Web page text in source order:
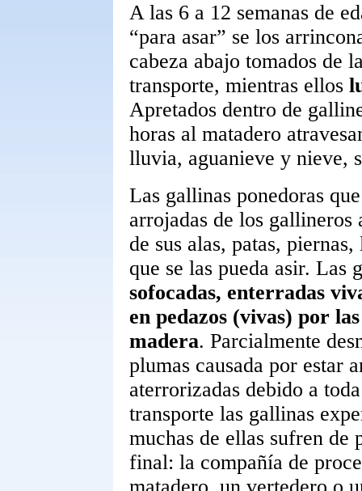
A las 6 a 12 semanas de
“para asar” se los
cabeza abajo tomados de
transporte, mientras ellos
Apretados dentro de
horas al matadero
lluvia, aguanieve y nieve,
Las gallinas ponedoras
arrojadas de los gallineros
de sus alas, patas,
que se las pueda asir. Las
sofocadas, enterradas
en pedazos (vivas) por
madera. Parcialmente
plumas causada por estar
aterrorizadas debido a
transporte las gallinas
muchas de ellas sufren de
final: la compañía de